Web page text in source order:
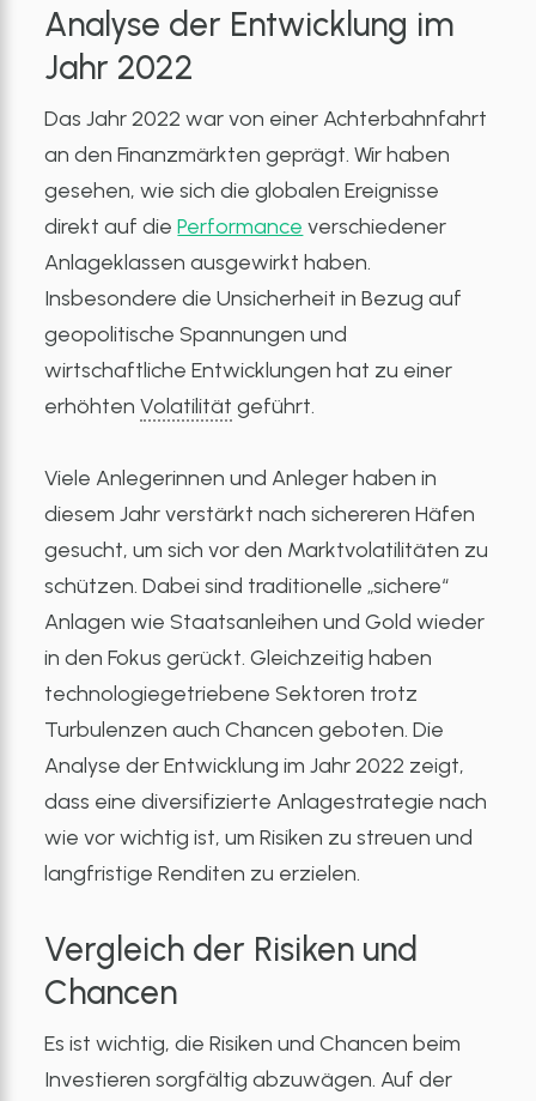
Analyse der Entwicklung im
Jahr 2022
Das Jahr 2022 war von einer Achterbahnfahrt
an den Finanzmärkten geprägt. Wir haben
gesehen, wie sich die globalen Ereignisse
direkt auf diePerformance verschiedener
Anlageklassen ausgewirkt haben.
Insbesondere die Unsicherheit in Bezug auf
geopolitische Spannungen und
wirtschaftliche Entwicklungen hat zu einer
erhöhtenVolatilität geführt.
Viele Anlegerinnen und Anleger haben in
diesem Jahr verstärkt nach sichereren Häfen
gesucht, um sich vor den Marktvolatilitäten zu
schützen. Dabei sind traditionelle „sichere“
Anlagen wie Staatsanleihen und Gold wieder
in den Fokus gerückt. Gleichzeitig haben
technologiegetriebene Sektoren trotz
Turbulenzen auch Chancen geboten. Die
Analyse der Entwicklung im Jahr 2022 zeigt,
dass eine diversifizierte Anlagestrategie nach
wie vor wichtig ist, um Risiken zu streuen und
langfristige Renditen zu erzielen.
Vergleich der Risiken und
Chancen
Es ist wichtig, die Risiken und Chancen beim
Investieren sorgfältig abzuwägen. Auf der